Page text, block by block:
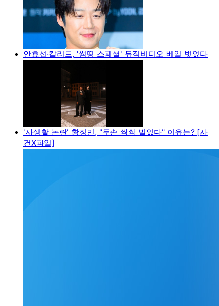
안효섭·칼리드, '썸띵 스페셜' 뮤직비디오 베일 벗었다
'사생활 논란' 황정민, "두손 싹싹 빌었다" 이유는? [사
건X파일]